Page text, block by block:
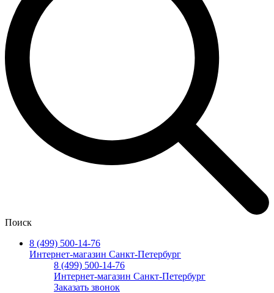
Поиск
8 (499) 500-14-76
Интернет-магазин Санкт-Петербург
8 (499) 500-14-76
Интернет-магазин Санкт-Петербург
Заказать звонок